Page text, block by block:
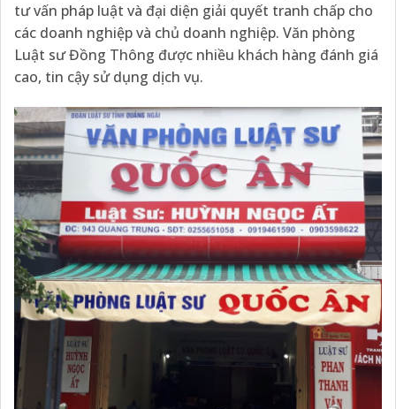
tư vấn pháp luật và đại diện giải quyết tranh chấp cho
các doanh nghiệp và chủ doanh nghiệp. Văn phòng
Luật sư Đồng Thông được nhiều khách hàng đánh giá
cao, tin cậy sử dụng dịch vụ.